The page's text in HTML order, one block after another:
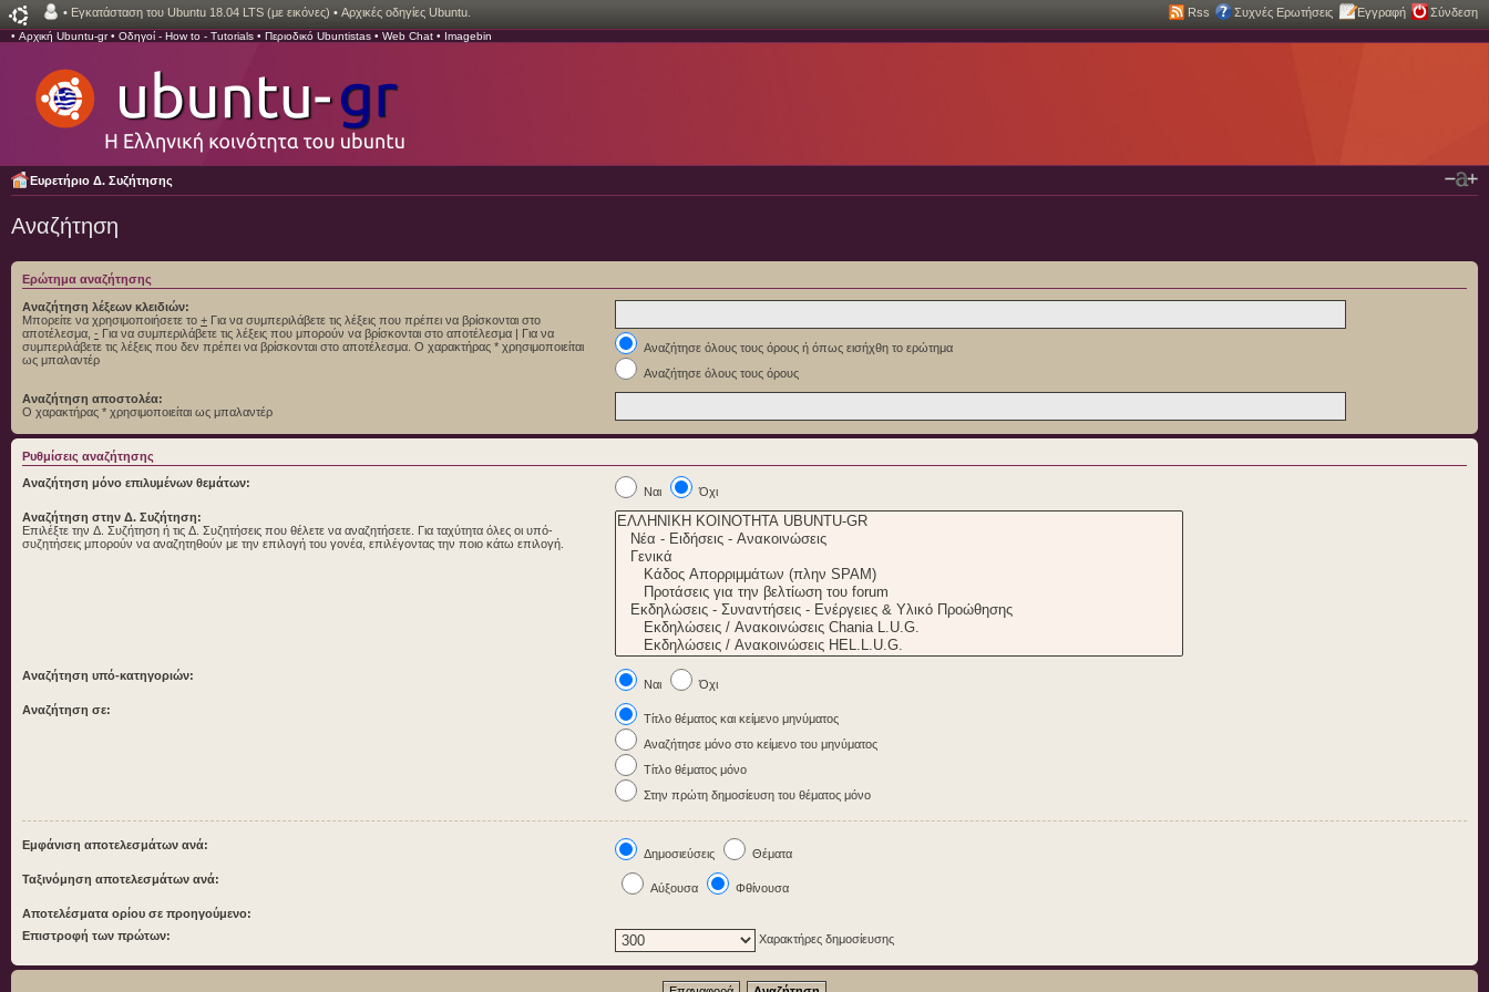
• Εγκατάσταση του Ubuntu 18.04 LTS (με εικόνες) • Αρχικές οδηγίες Ubuntu. Rss Συχνές Ερωτήσεις Εγγραφή Σύνδεση
• Αρχική Ubuntu-gr• Οδηγοί - How to - Tutorials • Περιοδικό Ubuntistas • Web Chat • Imagebin
Ευρετήριο Δ. Συζήτησης
Αναζήτηση
Ερώτημα αναζήτησης
Αναζήτηση λέξεων κλειδιών:
Μπορείτε να χρησιμοποιήσετε το + Για να συμπεριλάβετε τις λέξεις που πρέπει να βρίσκονται στο
αποτέλεσμα, - Για να συμπεριλάβετε τις λέξεις που μπορούν να βρίσκονται στο αποτέλεσμα | Για να
συμπεριλάβετε τις λέξεις που δεν πρέπει να βρίσκονται στο αποτέλεσμα. Ο χαρακτήρας * χρησιμοποιείται
ως μπαλαντέρ
Αναζήτησε όλους τους όρους ή όπως εισήχθη το ερώτημα
Αναζήτησε όλους τους όρους
Αναζήτηση αποστολέα:
Ο χαρακτήρας * χρησιμοποιείται ως μπαλαντέρ
Ρυθμίσεις αναζήτησης
Αναζήτηση μόνο επιλυμένων θεμάτων:
Ναι
Όχι
Αναζήτηση στην Δ. Συζήτηση:
Επιλέξτε την Δ. Συζήτηση ή τις Δ. Συζητήσεις που θέλετε να αναζητήσετε. Για ταχύτητα όλες οι υπό-
συζητήσεις μπορούν να αναζητηθούν με την επιλογή του γονέα, επιλέγοντας την ποιο κάτω επιλογή.
Αναζήτηση υπό-κατηγοριών:
Ναι
Όχι
Αναζήτηση σε:
Τίτλο θέματος και κείμενο μηνύματος
Αναζήτησε μόνο στο κείμενο του μηνύματος
Τίτλο θέματος μόνο
Στην πρώτη δημοσίευση του θέματος μόνο
Εμφάνιση αποτελεσμάτων ανά:
Δημοσιεύσεις
Θέματα
Ταξινόμηση αποτελεσμάτων ανά:
Αύξουσα
Φθίνουσα
Αποτελέσματα ορίου σε προηγούμενο:
Επιστροφή των πρώτων:
Χαρακτήρες δημοσίευσης